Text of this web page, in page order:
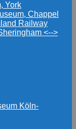
York
Chappel
Railway
<-->
Köln-